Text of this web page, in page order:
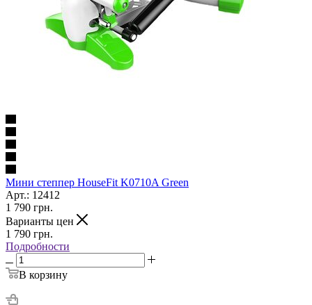
Мини степпер HouseFit K0710A Green
Арт.: 12412
1 790 грн.
Варианты цен
1 790 грн.
Подробности
В корзину